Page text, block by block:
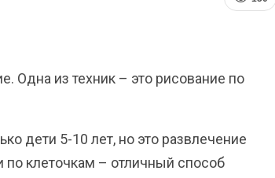
Одна из техник – это рисование по
дети 5-10 лет, но это развлечение
по клеточкам – отличный способ